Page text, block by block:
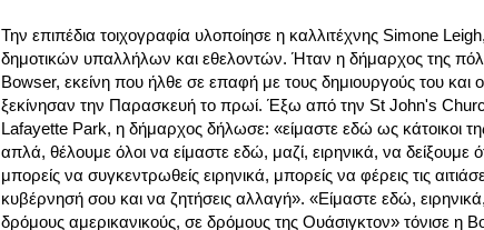
Την επιπέδια τοιχογραφία υλοποίησε η καλλιτέχνης Simone
δημοτικών υπαλλήλων και εθελοντών. Ήταν η δήμαρχος της
Bowser, εκείνη που ήλθε σε επαφή με τους δημιουργούς του και
ξεκίνησαν την Παρασκευή το πρωί. Έξω από την St John's
Lafayette Park, η δήμαρχος δήλωσε: «είμαστε εδώ ως κάτοικοι
απλά, θέλουμε όλοι να είμαστε εδώ, μαζί, ειρηνικά, να δείξουμε
μπορείς να συγκεντρωθείς ειρηνικά, μπορείς να φέρεις τις
κυβέρνησή σου και να ζητήσεις αλλαγή». «Είμαστε εδώ,
δρόμους αμερικανικούς, σε δρόμους της Ουάσιγκτον» τόνισε η